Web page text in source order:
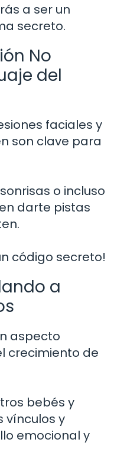
a ser un
secreto.
No
del
faciales y
son clave para
o incluso
darte pistas
código secreto!
a
aspecto
crecimiento de
bebés y
vínculos y
emocional y